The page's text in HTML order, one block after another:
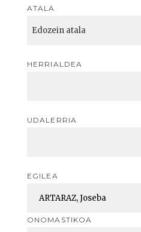
ATALA
HERRIALDEA
UDALERRIA
EGILEA
ONOMASTIKOA